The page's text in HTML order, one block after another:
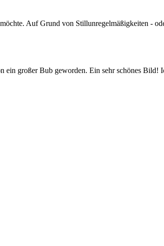
Auf Grund von Stillunregelmäßigkeiten -
großer Bub geworden. Ein sehr schönes Bild!